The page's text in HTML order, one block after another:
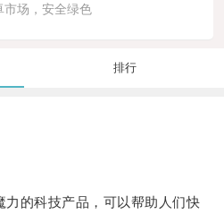
市场，安全绿色
排行
的科技产品，可以帮助人们快